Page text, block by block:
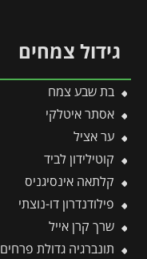
גידול צמחים
בת שבע צמח
אסתר איטלקי
ער אציל
קוטילידון לביד
קלתאה אינסיגניס
פילודנדרון דו-נוצתי
שרך קרן אייל
תונברגיה גדולת פרחים